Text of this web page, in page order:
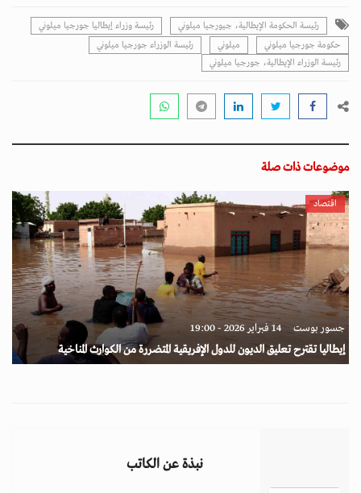
رئيسة الحكومة الإيطالية، جيورجيا ميلوني
رئيسة وزراء إيطاليا جورجيا ميلوني
حكومة جورجيا ميلوني
ميلوني
رئيسة الوزراء جورجيا ميلوني
رئيسة الوزراء الإيطالية، جورجيا ميلوني
موضوعات ذات صلة
اقتصاد
جسور بوست 14 فبراير 2026 - 19:00
إيطاليا تقترح تعليق الديون للدول الإفريقية المتضررة من الكوارث المناخية
نبذة عن الكاتب